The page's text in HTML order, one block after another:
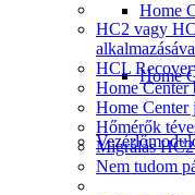
Home
Home
HC2 vagy
HCL
Home Center
Home Center
Hőmérők
Migrálás
Nem tudom